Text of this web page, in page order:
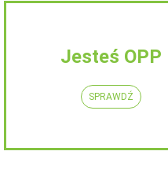
Jesteś OPP
SPRAWDŹ